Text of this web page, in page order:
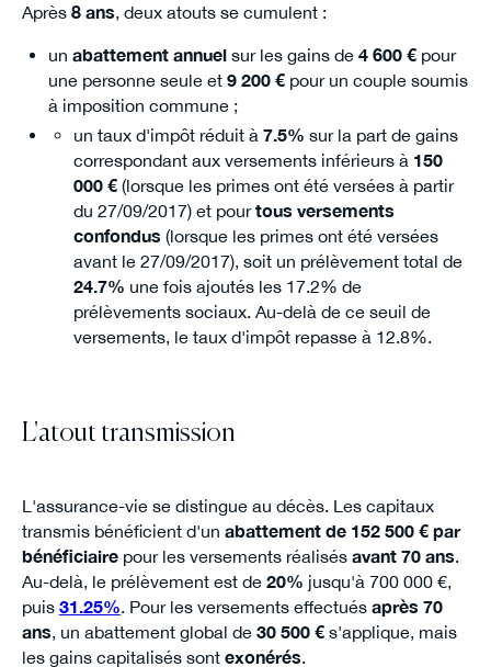
Après 8 ans, deux atouts se cumulent :
un abattement annuelsur les gains de 4 600 €pour
une personne seule et 9 200 €pour un couple soumis
à imposition commune ;
un taux d'impôt réduit à7.5% sur la part de gains
correspondant aux versements inférieurs à 150
000 €(lorsque les primes ont été versées à partir
du 27/09/2017) et pourtous versements
confondus (lorsque les primes ont été versées
avant le 27/09/2017), soit un prélèvement total de
24.7% une fois ajoutés les 17.2% de
prélèvements sociaux. Au-delà de ce seuil de
versements, le taux d'impôt repasse à 12.8%.
L'atout transmission
L'assurance-vie se distingue au décès. Les capitaux
transmis bénéficient d'un abattement de 152 500 € par
bénéficiairepour les versements réalisés avant 70 ans.
Au-delà, le prélèvement est de 20% jusqu'à 700 000 €,
puis 31.25%. Pour les versements effectués après 70
ans, un abattement global de 30 500 €s'applique, mais
les gains capitalisés sont exonérés.